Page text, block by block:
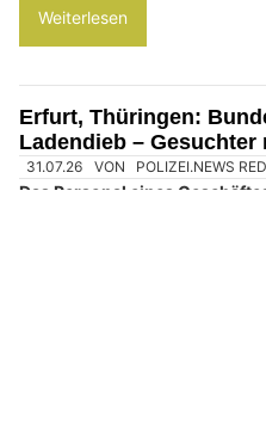
Ilmenau, TH:
fährt Treppe hinunter –